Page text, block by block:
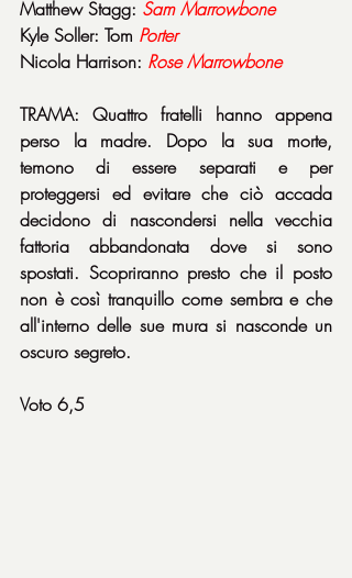
Matthew Stagg: Sam Marrowbone
Kyle Soller: Tom Porter
Nicola Harrison: Rose Marrowbone
TRAMA: Quattro fratelli hanno appena
perso la madre. Dopo la sua morte,
temono di essere separati e per
proteggersi ed evitare che ciò accada
decidono di nascondersi nella vecchia
fattoria abbandonata dove si sono
spostati. Scopriranno presto che il posto
non è così tranquillo come sembra e che
all'interno delle sue mura si nasconde un
oscuro segreto.
Voto 6,5